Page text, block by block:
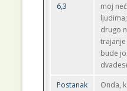
6,3
moj
drugo
bude
Postanak
Onda,